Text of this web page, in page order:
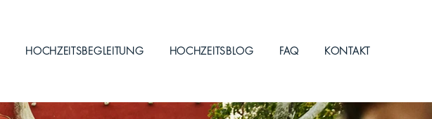
HOCHZEITSBEGLEITUNG HOCHZEITSBLOG FAQ KONTAKT